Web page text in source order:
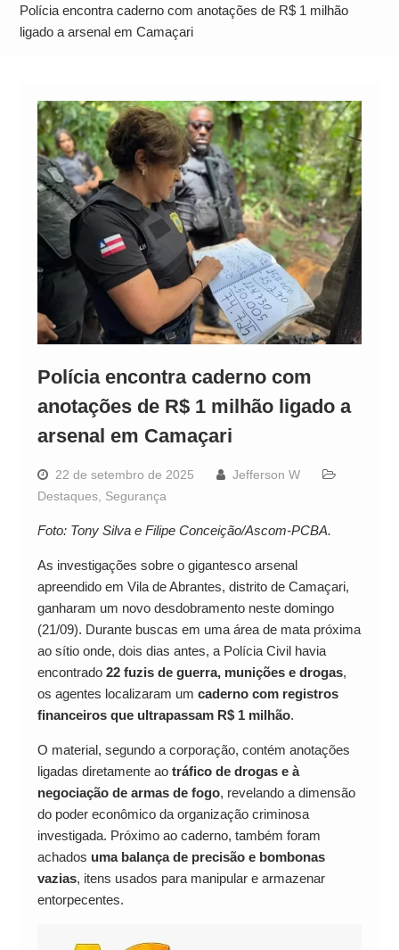
Operação Ágio: Ação policial na Bahia prende 14
suspeitos e mira rede ligada a ‘Zói de Gato’, do
Polícia encontra caderno com anotações de R$ 1 milhão
ligado a arsenal em Camaçari
Polícia encontra caderno com
anotações de R$ 1 milhão ligado a
arsenal em Camaçari
22 de setembro de 2025
Jefferson W
Destaques, Segurança
Foto: Tony Silva e Filipe Conceição/Ascom-PCBA.
As investigações sobre o gigantesco arsenal
apreendido em Vila de Abrantes, distrito de Camaçari,
ganharam um novo desdobramento neste domingo
(21/09). Durante buscas em uma área de mata próxima
ao sítio onde, dois dias antes, a Polícia Civil havia
encontrado 22 fuzis de guerra, munições e drogas,
os agentes localizaram um caderno com registros
financeiros que ultrapassam R$ 1 milhão.
O material, segundo a corporação, contém anotações
ligadas diretamente ao tráfico de drogas e à
negociação de armas de fogo, revelando a dimensão
do poder econômico da organização criminosa
investigada. Próximo ao caderno, também foram
achados uma balança de precisão e bombonas
vazias, itens usados para manipular e armazenar
entorpecentes.